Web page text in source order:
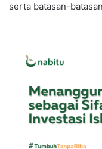
serta batasan-